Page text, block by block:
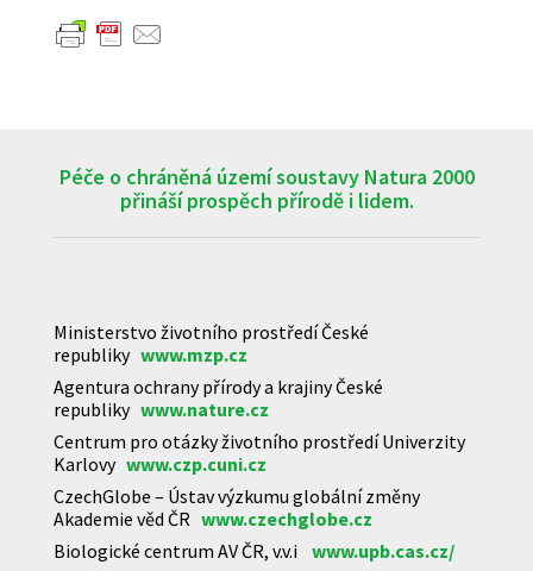
Péče o chráněná území soustavy Natura 2000
přináší prospěch přírodě i lidem.
Ministerstvo životního prostředí České
republiky www.mzp.cz
Agentura ochrany přírody a krajiny České
republiky www.nature.cz
Centrum pro otázky životního prostředí Univerzity
Karlovy www.czp.cuni.cz
CzechGlobe – Ústav výzkumu globální změny
Akademie věd ČR www.czechglobe.cz
Biologické centrum AV ČR, v.v.i www.upb.cas.cz/